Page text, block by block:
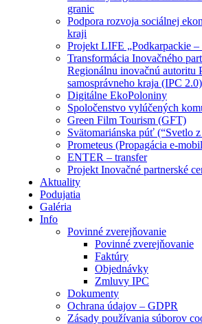
granic
Podpora rozvoja sociálnej
kraji
Projekt LIFE „Podkarpackie –
Transformácia Inovačného
Regionálnu inovačnú autoritu
samosprávneho kraja (IPC 2.0)
Digitálne EkoPoloniny
Spoločenstvo vylúčených
Green Film Tourism (GFT)
Svätomariánska púť (“Svetlo
Prometeus (Propagácia e-
ENTER – transfer
Projekt Inovačné partnerské
Aktuality
Podujatia
Galéria
Info
Povinné zverejňovanie
Povinné zverejňovanie
Faktúry
Objednávky
Zmluvy IPC
Dokumenty
Ochrana údajov – GDPR
Zásady používania súborov